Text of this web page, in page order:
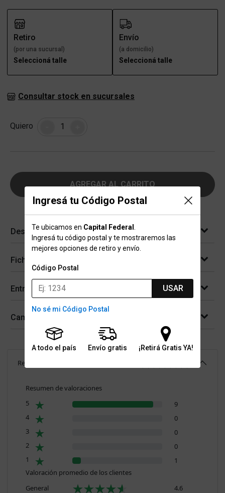
Ingresá tu Código Postal
Te ubicamos en Capital Federal
Ingresá tu código postal y te mostraremos las
mejores opciones de retiro y envío.
Código Postal
USAR
No sé mi Código Postal
A todo el país Envío gratis ¡Retirá Gratis YA!
Retiro
(por una sucursal)
Seleccioná talle
Envío
(a domicilio)
Seleccioná talle
Consultar stock en sucursales
Quiero Cantidad
AGREGAR AL CARRITO
Descripción
Ficha técnica
Entregas
Cambios y devoluciones
Reseñas
Resumen de valoraciones
5
9
4
0
3
0
2
0
1
1
Valoración promedio de los clientes
General
4.6